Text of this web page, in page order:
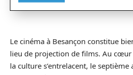
Le cinéma à Besançon constitue
lieu de projection de films. Au cœur
la culture s’entrelacent, le septième